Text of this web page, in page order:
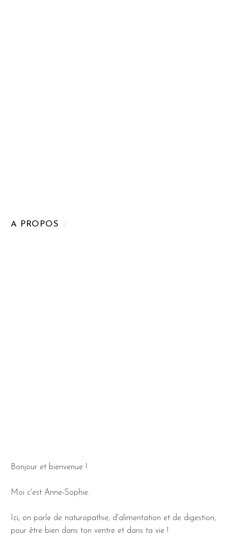
A PROPOS
Bonjour et bienvenue !
Moi c'est Anne-Sophie.
Ici, on parle de naturopathie, d'alimentation et de digestion,
pour être bien dans ton ventre et dans ta vie !